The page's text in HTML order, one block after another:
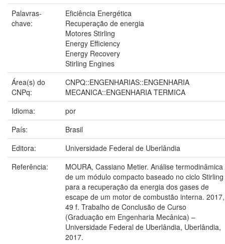
Palavras-
chave:
Eficiência Energética
Recuperação de energia
Motores Stirling
Energy Efficiency
Energy Recovery
Stirling Engines
Área(s) do
CNPq:
CNPQ::ENGENHARIAS::ENGENHARIA
MECANICA::ENGENHARIA TERMICA
Idioma:
por
País:
Brasil
Editora:
Universidade Federal de Uberlândia
Referência:
MOURA, Cassiano Metier. Análise termodinâmica
de um módulo compacto baseado no ciclo Stirling
para a recuperação da energia dos gases de
escape de um motor de combustão interna. 2017,
49 f. Trabalho de Conclusão de Curso
(Graduação em Engenharia Mecânica) –
Universidade Federal de Uberlândia, Uberlândia,
2017.